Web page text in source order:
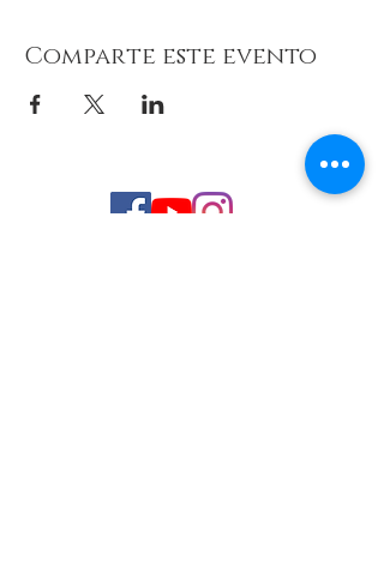
Comparte este evento